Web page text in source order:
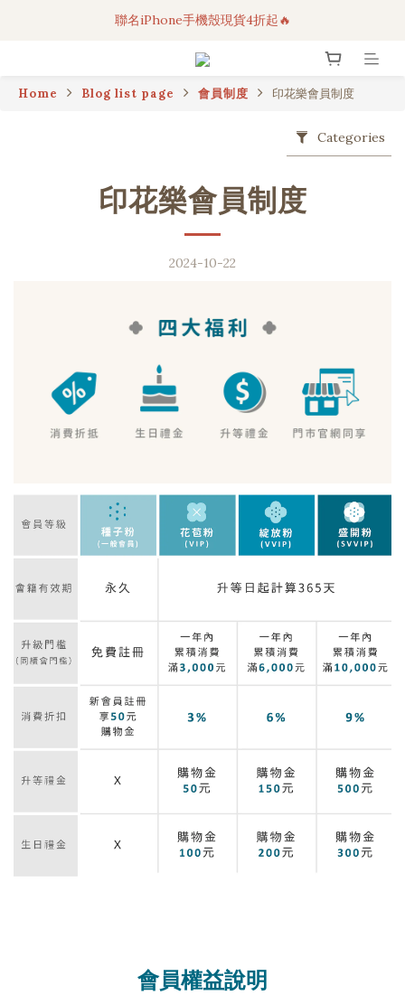
3C科技好物｜任選2件95折！
聯名iPhone手機殼現貨4折起🔥
超人氣聯名自動傘任2件9折！
3C科技好物｜任選2件95折！
Home Blog list page 會員制度 印花樂會員制度
Categories
印花樂會員制度
2024-10-22
會員權益說明